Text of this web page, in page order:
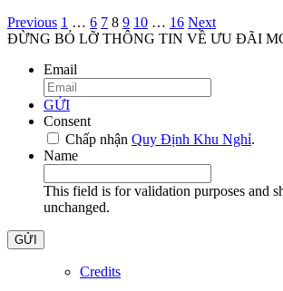
Previous 1 … 6 7 8 9 10 … 16 Next
ĐỪNG BỎ LỠ THÔNG TIN VỀ ƯU ĐÃI
Email
GỬI
Consent
Chấp nhận Quy Định Khu Nghỉ.
Name
This field is for validation purposes and
unchanged.
Credits